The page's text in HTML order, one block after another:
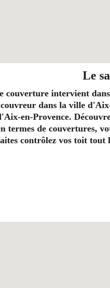
Le
couverture intervient
dans la ville
en-Provence.
termes de couvertures,
contrôlez vos toit tout